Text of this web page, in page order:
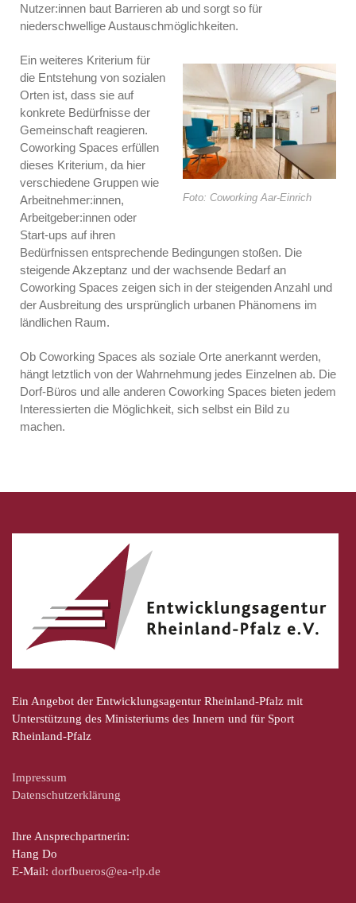
Nutzer:innen baut Barrieren ab und sorgt so für
niederschwellige Austauschmöglichkeiten.
Foto: Coworking Aar-Einrich
Ein weiteres Kriterium für
die Entstehung von sozialen
Orten ist, dass sie auf
konkrete Bedürfnisse der
Gemeinschaft reagieren.
Coworking Spaces erfüllen
dieses Kriterium, da hier
verschiedene Gruppen wie
Arbeitnehmer:innen,
Arbeitgeber:innen oder
Start-ups auf ihren
Bedürfnissen entsprechende Bedingungen stoßen. Die
steigende Akzeptanz und der wachsende Bedarf an
Coworking Spaces zeigen sich in der steigenden Anzahl und
der Ausbreitung des ursprünglich urbanen Phänomens im
ländlichen Raum.
Ob Coworking Spaces als soziale Orte anerkannt werden,
hängt letztlich von der Wahrnehmung jedes Einzelnen ab. Die
Dorf-Büros und alle anderen Coworking Spaces bieten jedem
Interessierten die Möglichkeit, sich selbst ein Bild zu
machen.
Ein Angebot der Entwicklungsagentur Rheinland-Pfalz mit
Unterstützung des Ministeriums des Innern und für Sport
Rheinland-Pfalz
Impressum
Datenschutzerklärung
Ihre Ansprechpartnerin:
Hang Do
E-Mail: dorfbueros@ea-rlp.de